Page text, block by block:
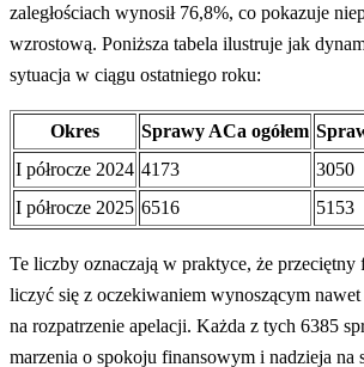
zaległościach wynosił 76,8%, co pokazuje
wzrostową. Poniższa tabela ilustruje jak
sytuacja w ciągu ostatniego roku:
Okres Sprawy ACa ogółem
I półrocze 2024 4173
3050
I półrocze 2025 6516 5153
Te liczby oznaczają w praktyce, że przeciętny
liczyć się z oczekiwaniem wynoszącym
na rozpatrzenie apelacji. Każda z tych 6385
marzenia o spokoju finansowym i nadzieja na